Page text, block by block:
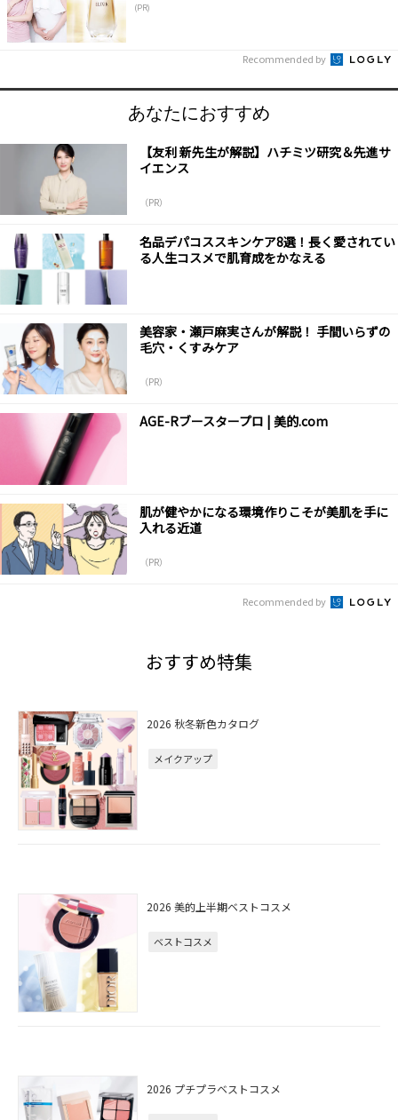
(PR)
Recommended by
あなたにおすすめ
【友利 新先生が解説】ハチミツ研究＆先進サ
イエンス
（PR）
名品デパコススキンケア8選！長く愛されてい
る人生コスメで肌育成をかなえる
美容家・瀬戸麻実さんが解説！ 手間いらずの
毛穴・くすみケア
（PR）
AGE-Rブースタープロ | 美的.com
肌が健やかになる環境作りこそが美肌を手に
入れる近道
（PR）
Recommended by
おすすめ特集
2026 秋冬新色カタログ
メイクアップ
2026 美的上半期ベストコスメ
ベストコスメ
2026 プチプラベストコスメ